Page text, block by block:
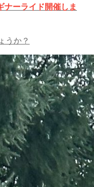
ナーライド開催しま
うか？